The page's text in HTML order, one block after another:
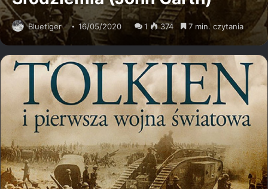
Bluetiger 16/05/2020 1 374 7 min. czytania